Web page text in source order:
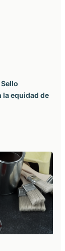
equidad de